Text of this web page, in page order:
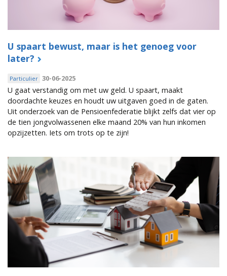
U spaart bewust, maar is het genoeg voor
later?
Particulier 30-06-2025
U gaat verstandig om met uw geld. U spaart, maakt
doordachte keuzes en houdt uw uitgaven goed in de gaten.
Uit onderzoek van de Pensioenfederatie blijkt zelfs dat vier op
de tien jongvolwassenen elke maand 20% van hun inkomen
opzijzetten. Iets om trots op te zijn!